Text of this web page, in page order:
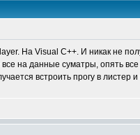
На Visual C++. И никак не
на данные суматры, опять
встроить прогу в листер и